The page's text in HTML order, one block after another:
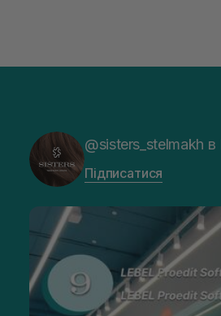
@sisters_stelmakh в
Підписатися